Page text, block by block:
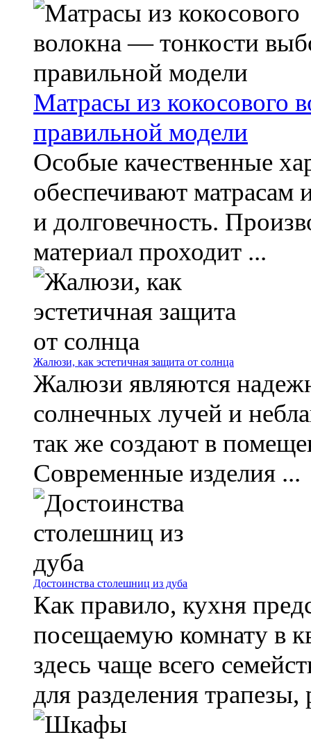
Матрасы из кокосового
правильной модели
Особые качественные
обеспечивают матрасам
и долговечность.
материал проходит ...
Жалюзи, как эстетичная защита от солнца
Жалюзи являются
солнечных лучей и
так же создают в
Современные изделия ...
Достоинства столешниц из дуба
Как правило, кухня
посещаемую комнату в
здесь чаще всего
для разделения трапезы,